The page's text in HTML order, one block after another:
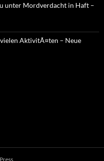
unter Mordverdacht in Haft –
AktivitÃ¤ten – Neue